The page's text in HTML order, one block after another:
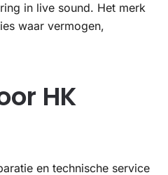
in live sound. Het merk
waar vermogen,
HK
en technische service